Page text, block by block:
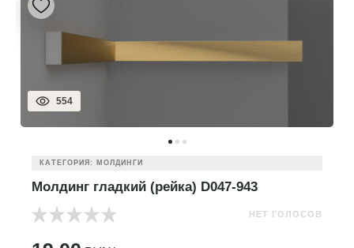
554
КАТЕГОРИЯ: МОЛДИНГИ
Молдинг гладкий (рейка) D047-943
НЕТ ГОЛОСОВ